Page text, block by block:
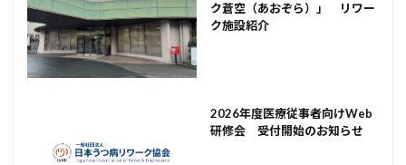
ク蒼空（あおぞら）」 リワー
ク施設紹介
2026年度医療従事者向けWeb
研修会 受付開始のお知らせ